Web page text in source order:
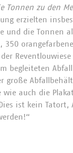
Tonnen zu den
erzielten
und die Tonnen
350
begleiteten
große
wie auch die
ist kein Tatort,